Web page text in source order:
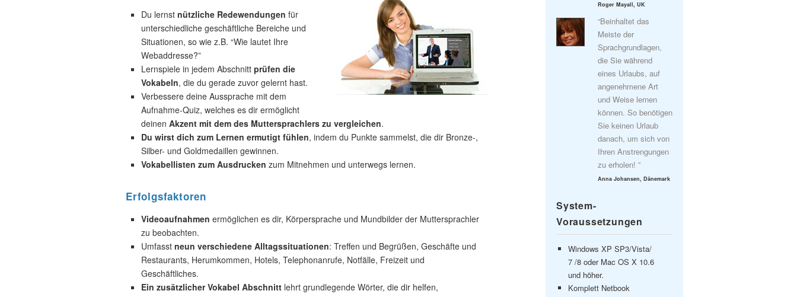
Du lernst nützliche Redewendungen für
unterschiedliche geschäftliche Bereiche und
Situationen, so wie z.B. “Wie lautet Ihre
Webaddresse?”
Lernspiele in jedem Abschnitt prüfen die
Vokabeln, die du gerade zuvor gelernt hast.
Verbessere deine Aussprache mit dem
Aufnahme-Quiz, welches es dir ermöglicht
deinen Akzent mit dem des Muttersprachlers zu vergleichen.
Du wirst dich zum Lernen ermutigt fühlen, indem du Punkte sammelst, die dir Bronze-,
Silber- und Goldmedaillen gewinnen.
Vokabellisten zum Ausdrucken zum Mitnehmen und unterwegs lernen.
Erfolgsfaktoren
Videoaufnahmen ermöglichen es dir, Körpersprache und Mundbilder der Muttersprachler
zu beobachten.
Umfasst neun verschiedene Alltagssituationen: Treffen und Begrüßen, Geschäfte und
Restaurants, Herumkommen, Hotels, Telephonanrufe, Notfälle, Freizeit und
Geschäftliches.
Ein zusätzlicher Vokabel Abschnitt lehrt grundlegende Wörter, die dir helfen,
Roger Mayall, UK
“Beinhaltet das
Meiste der
Sprachgrundlagen,
die Sie während
eines Urlaubs, auf
angenehmene Art
und Weise lernen
können. So benötigen
Sie keinen Urlaub
danach, um sich von
Ihren Anstrengungen
zu erholen! ”
Anna Johansen, Dänemark
System-
Voraussetzungen
Windows XP SP3/Vista/
7 /8 oder Mac OS X 10.6
und höher.
Komplett Netbook